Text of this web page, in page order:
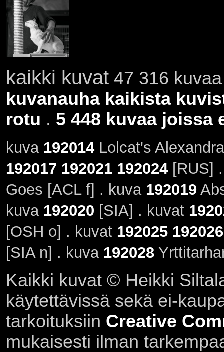
kaikki kuvat47 316
kuvanauha kaikista
rotu . 5 448 kuvaa joissa
kuva 192014Lolcat's
192017 192021 192024[RUS]
Goes [ACL f] . kuva 192019
kuva 192020 [SIA] . kuvat
[OSH o] . kuvat 192025 192026
[SIA n] . kuva 192028
Kaikki kuvat © Heikki
käytettävissä sekä ei-
tarkoituksiin Creative
mukaisesti ilman